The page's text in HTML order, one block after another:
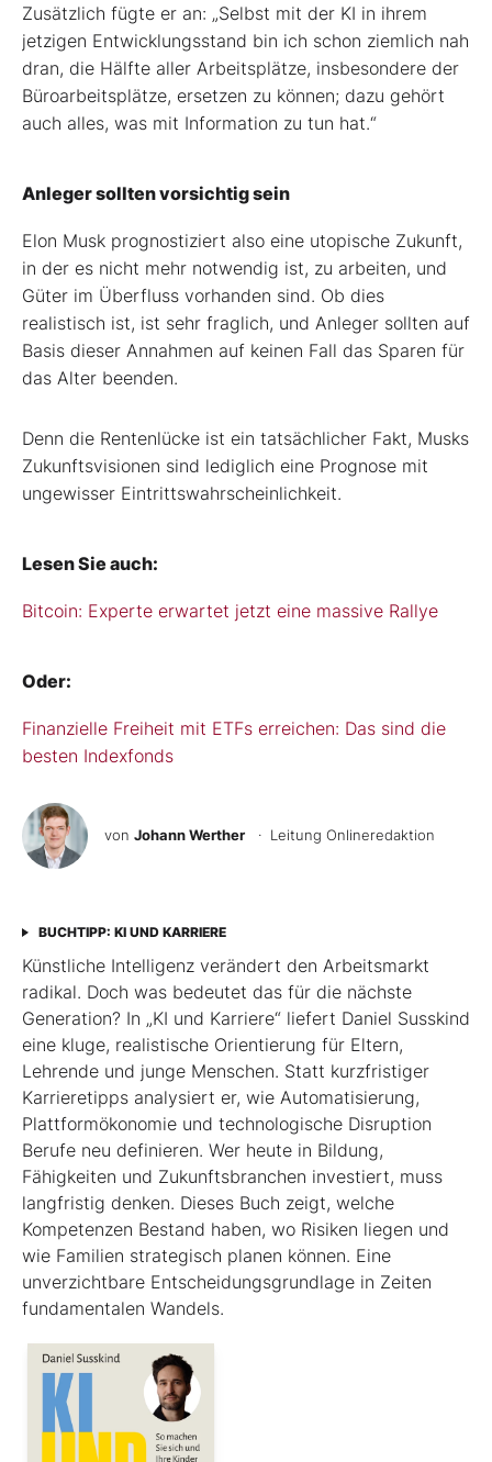
Zusätzlich fügte er an: „Selbst mit der KI in ihrem
jetzigen Entwicklungsstand bin ich schon ziemlich nah
dran, die Hälfte aller Arbeitsplätze, insbesondere der
Büroarbeitsplätze, ersetzen zu können; dazu gehört
auch alles, was mit Information zu tun hat.“
Anleger sollten vorsichtig sein
Elon Musk prognostiziert also eine utopische Zukunft,
in der es nicht mehr notwendig ist, zu arbeiten, und
Güter im Überfluss vorhanden sind. Ob dies
realistisch ist, ist sehr fraglich, und Anleger sollten auf
Basis dieser Annahmen auf keinen Fall das Sparen für
das Alter beenden.
Denn die Rentenlücke ist ein tatsächlicher Fakt, Musks
Zukunftsvisionen sind lediglich eine Prognose mit
ungewisser Eintrittswahrscheinlichkeit.
Lesen Sie auch:
Bitcoin: Experte erwartet jetzt eine massive Rallye
Oder:
Finanzielle Freiheit mit ETFs erreichen: Das sind die
besten Indexfonds
von Johann Werther · Leitung Onlineredaktion
BUCHTIPP: KI UND KARRIERE
Künstliche Intelligenz verändert den Arbeitsmarkt
radikal. Doch was bedeutet das für die nächste
Generation? In „KI und Karriere“ liefert Daniel Susskind
eine kluge, realistische Orientierung für Eltern,
Lehrende und junge Menschen. Statt kurzfristiger
Karrieretipps analysiert er, wie Automatisierung,
Plattformökonomie und technologische Disruption
Berufe neu definieren. Wer heute in Bildung,
Fähigkeiten und Zukunftsbranchen investiert, muss
langfristig denken. Dieses Buch zeigt, welche
Kompetenzen Bestand haben, wo Risiken liegen und
wie Familien strategisch planen können. Eine
unverzichtbare Entscheidungsgrundlage in Zeiten
fundamentalen Wandels.